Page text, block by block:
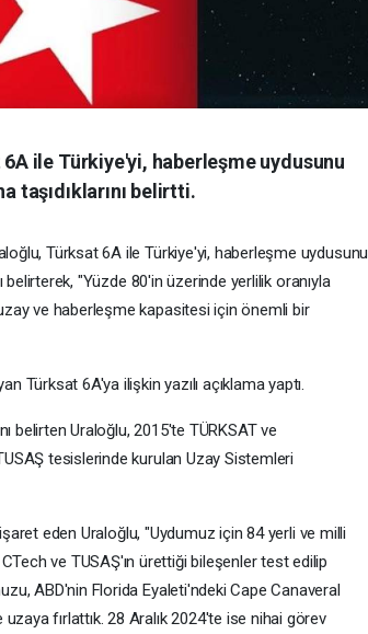
ile Türkiye'yi, haberleşme uydusunu
taşıdıklarını belirtti.
Türksat 6A ile Türkiye'yi, haberleşme uydusunu
belirterek, "Yüzde 80'in üzerinde yerlilik oranıyla
ve haberleşme kapasitesi için önemli bir
Türksat 6A'ya ilişkin yazılı açıklama yaptı.
belirten Uraloğlu, 2015'te TÜRKSAT ve
tesislerinde kurulan Uzay Sistemleri
eden Uraloğlu, "Uydumuz için 84 yerli ve milli
ve TUSAŞ'ın ürettiği bileşenler test edilip
ABD'nin Florida Eyaleti'ndeki Cape Canaveral
fırlattık. 28 Aralık 2024'te ise nihai görev